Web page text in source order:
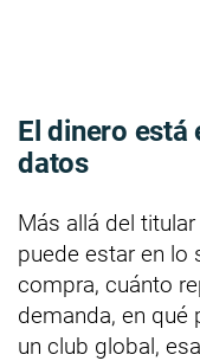
El dinero está
datos
Más allá del
puede estar en lo
compra, cuánto
demanda, en qué
un club global,